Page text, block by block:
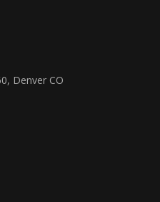
Denver CO